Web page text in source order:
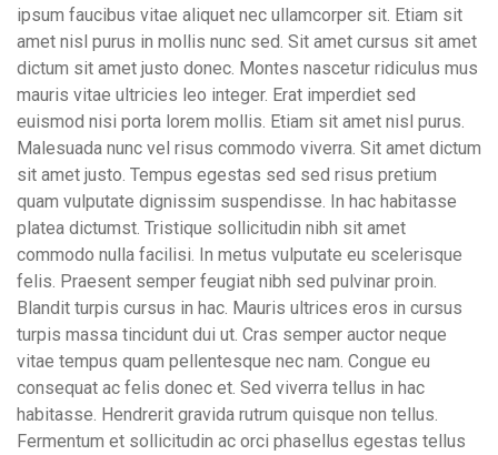
ipsum faucibus vitae aliquet nec ullamcorper sit. Etiam sit
amet nisl purus in mollis nunc sed. Sit amet cursus sit amet
dictum sit amet justo donec. Montes nascetur ridiculus mus
mauris vitae ultricies leo integer. Erat imperdiet sed
euismod nisi porta lorem mollis. Etiam sit amet nisl purus.
Malesuada nunc vel risus commodo viverra. Sit amet dictum
sit amet justo. Tempus egestas sed sed risus pretium
quam vulputate dignissim suspendisse. In hac habitasse
platea dictumst. Tristique sollicitudin nibh sit amet
commodo nulla facilisi. In metus vulputate eu scelerisque
felis. Praesent semper feugiat nibh sed pulvinar proin.
Blandit turpis cursus in hac. Mauris ultrices eros in cursus
turpis massa tincidunt dui ut. Cras semper auctor neque
vitae tempus quam pellentesque nec nam. Congue eu
consequat ac felis donec et. Sed viverra tellus in hac
habitasse. Hendrerit gravida rutrum quisque non tellus.
Fermentum et sollicitudin ac orci phasellus egestas tellus